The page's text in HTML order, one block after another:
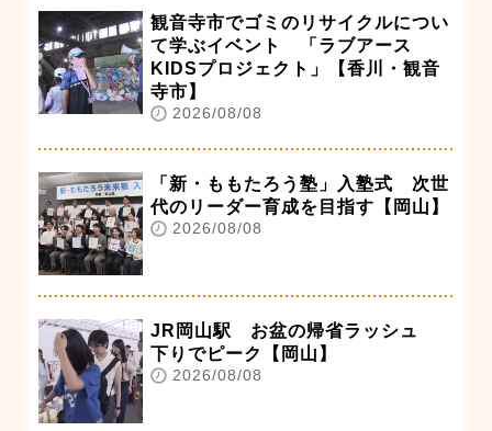
観音寺市でゴミのリサイクルについ
て学ぶイベント 「ラブアース
KIDSプロジェクト」【香川・観音
寺市】
2026/08/08
「新・ももたろう塾」入塾式 次世
代のリーダー育成を目指す【岡山】
2026/08/08
JR岡山駅 お盆の帰省ラッシュ
下りでピーク【岡山】
2026/08/08